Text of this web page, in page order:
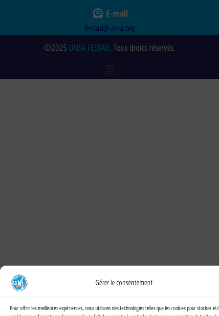
Gérer le consentement
Pour offrir les meilleures expériences, nous utilisons des technologies telles que les cookies pour stocker
E-mail
fessad@unsa.org
©2025 UNSA FESSAD. Tous droits réservés.